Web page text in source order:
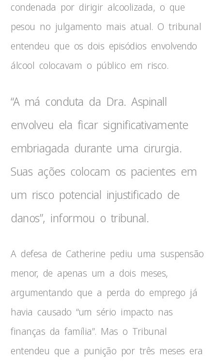
condenada por dirigir alcoolizada, o que
pesou no julgamento mais atual. O tribunal
entendeu que os dois episódios envolvendo
álcool colocavam o público em risco.
“A má conduta da Dra. Aspinall
envolveu ela ficar significativamente
embriagada durante uma cirurgia.
Suas ações colocam os pacientes em
um risco potencial injustificado de
danos”, informou o tribunal.
A defesa de Catherine pediu uma suspensão
menor, de apenas um a dois meses,
argumentando que a perda do emprego já
havia causado “um sério impacto nas
finanças da família”. Mas o Tribunal
entendeu que a punição por três meses era